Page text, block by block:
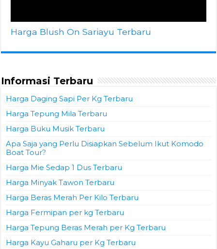
Harga Blush On Sariayu Terbaru
Informasi Terbaru
Harga Daging Sapi Per Kg Terbaru
Harga Tepung Mila Terbaru
Harga Buku Musik Terbaru
Apa Saja yang Perlu Disiapkan Sebelum Ikut Komodo
Boat Tour?
Harga Mie Sedap 1 Dus Terbaru
Harga Minyak Tawon Terbaru
Harga Beras Merah Per Kilo Terbaru
Harga Fermipan per kg Terbaru
Harga Tepung Beras Merah per Kg Terbaru
Harga Kayu Gaharu per Kg Terbaru